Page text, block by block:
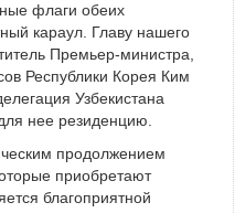
флаги обеих
караул. Главу нашего
Премьер-министра,
Республики Корея Ким
Узбекистана
нее резиденцию.
продолжением
приобретают
благоприятной